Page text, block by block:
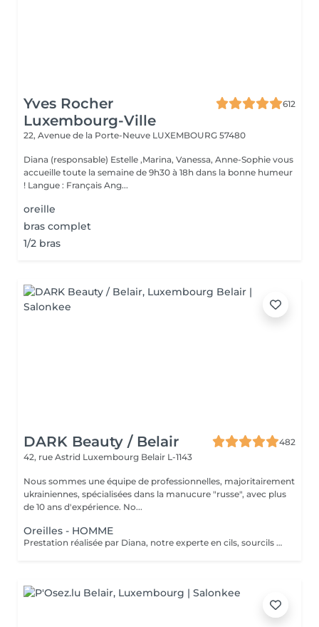
Yves Rocher
Luxembourg-Ville
612
22, Avenue de la Porte-Neuve LUXEMBOURG 57480
Diana (responsable) Estelle ,Marina, Vanessa, Anne-Sophie vous
accueille toute la semaine de 9h30 à 18h dans la bonne humeur
! Langue : Français Ang...
oreille
bras complet
1/2 bras
DARK Beauty / Belair
482
42, rue Astrid Luxembourg Belair L-1143
Nous sommes une équipe de professionnelles, majoritairement
ukrainiennes, spécialisées dans la manucure "russe", avec plus
de 10 ans d'expérience. No...
Oreilles - HOMME
Prestation réalisée par Diana, notre experte en cils, sourcils et épilation, avec plus de 10 ans d'expérience, garantissant précision et résultats de haute qualité.